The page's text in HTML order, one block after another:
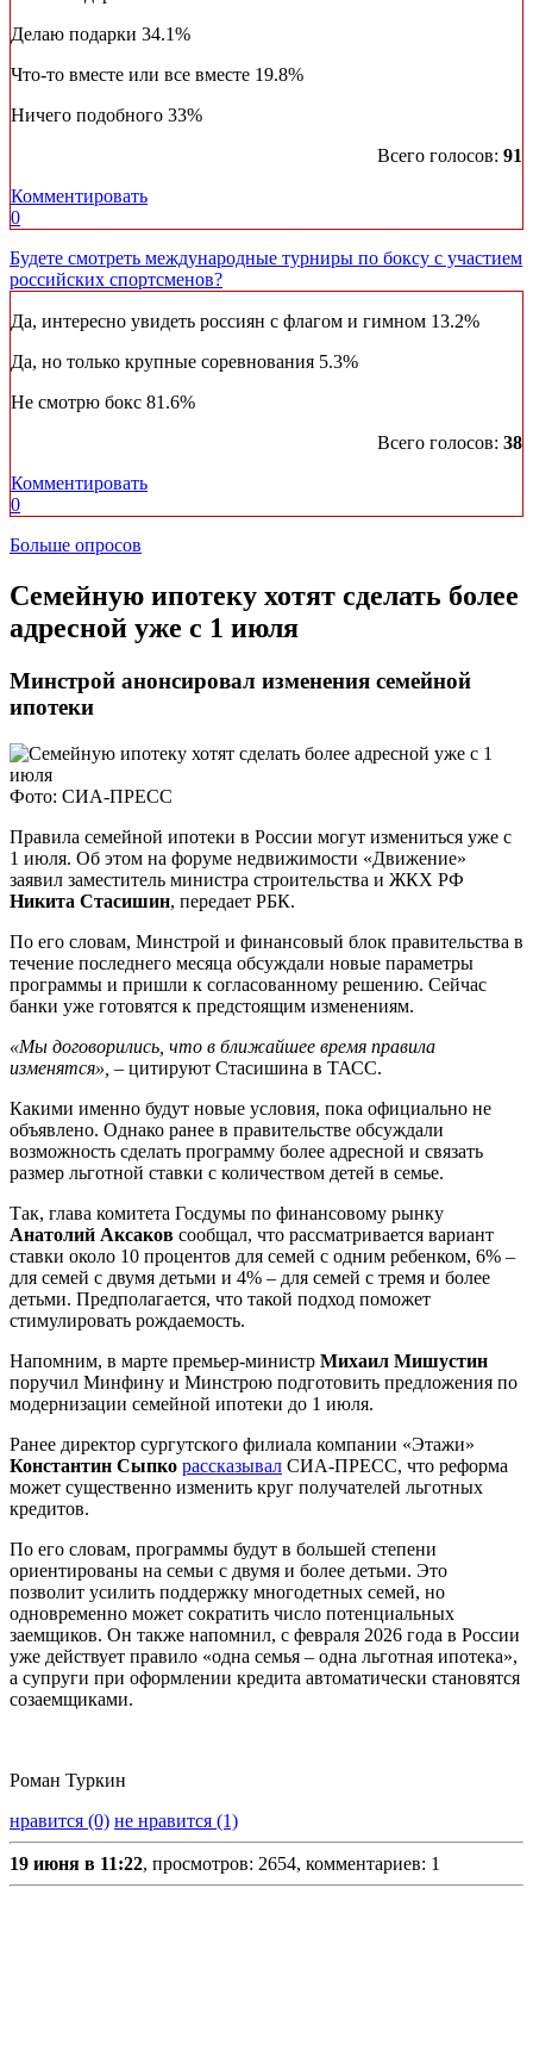
Делаю подарки 34.1%
Что-то вместе или все вместе 19.8%
Ничего подобного 33%
Всего голосов: 91
Комментировать
0
Будете смотреть международные турниры по боксу с участием
российских спортсменов?
Да, интересно увидеть россиян с флагом и гимном 13.2%
Да, но только крупные соревнования 5.3%
Не смотрю бокс 81.6%
Всего голосов: 38
Комментировать
0
Больше опросов
​Семейную ипотеку хотят сделать более
адресной уже с 1 июля
Минстрой анонсировал изменения семейной
ипотеки
Фото: СИА-ПРЕСС
Правила семейной ипотеки в России могут измениться уже с
1 июля. Об этом на форуме недвижимости «Движение»
заявил заместитель министра строительства и ЖКХ РФ
Никита Стасишин, передает РБК.
По его словам, Минстрой и финансовый блок правительства в
течение последнего месяца обсуждали новые параметры
программы и пришли к согласованному решению. Сейчас
банки уже готовятся к предстоящим изменениям.
«Мы договорились, что в ближайшее время правила
изменятся», – цитируют Стасишина в ТАСС.
Какими именно будут новые условия, пока официально не
объявлено. Однако ранее в правительстве обсуждали
возможность сделать программу более адресной и связать
размер льготной ставки с количеством детей в семье.
Так, глава комитета Госдумы по финансовому рынку
Анатолий Аксаков сообщал, что рассматривается вариант
ставки около 10 процентов для семей с одним ребенком, 6% –
для семей с двумя детьми и 4% – для семей с тремя и более
детьми. Предполагается, что такой подход поможет
стимулировать рождаемость.
Напомним, в марте премьер-министр Михаил Мишустин
поручил Минфину и Минстрою подготовить предложения по
модернизации семейной ипотеки до 1 июля.
Ранее директор сургутского филиала компании «Этажи»
Константин Сыпко рассказывал СИА-ПРЕСС, что реформа
может существенно изменить круг получателей льготных
кредитов.
По его словам, программы будут в большей степени
ориентированы на семьи с двумя и более детьми. Это
позволит усилить поддержку многодетных семей, но
одновременно может сократить число потенциальных
заемщиков. Он также напомнил, с февраля 2026 года в России
уже действует правило «одна семья – одна льготная ипотека»,
а супруги при оформлении кредита автоматически становятся
созаемщиками.
Роман Туркин
нравится (0) не нравится (1)
19 июня в 11:22, просмотров: 2654, комментариев: 1